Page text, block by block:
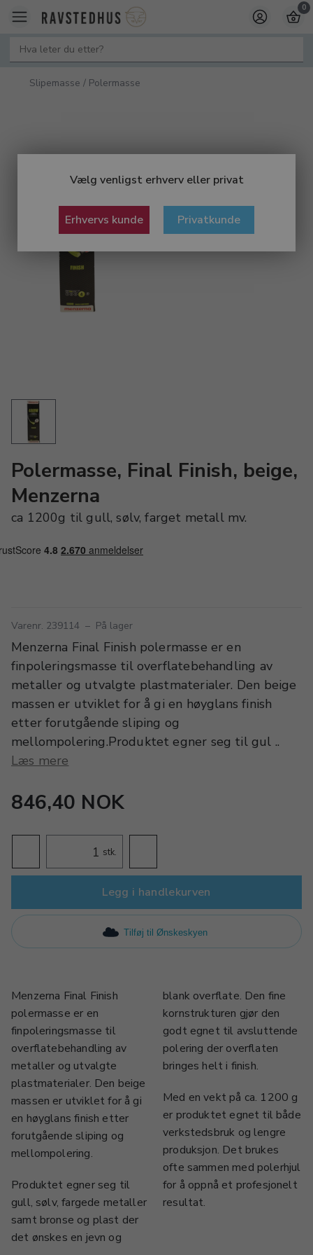
Vælg venligst erhverv eller privat
Erhvervs kunde Privatkunde
0
Slipemasse / Polermasse
Polermasse, Final Finish, beige,
Menzerna
ca 1200g til gull, sølv, farget metall mv.
Varenr. 239114 – På lager
Menzerna Final Finish polermasse er en
finpoleringsmasse til overflatebehandling av
metaller og utvalgte plastmaterialer. Den beige
massen er utviklet for å gi en høyglans finish
etter forutgående sliping og
mellompolering.Produktet egner seg til gul ..
Læs mere
846,40 NOK
stk.
Legg i handlekurven
Tilføj til Ønskeskyen
Menzerna Final Finish
polermasse er en
finpoleringsmasse til
overflatebehandling av
metaller og utvalgte
plastmaterialer. Den beige
massen er utviklet for å gi
en høyglans finish etter
forutgående sliping og
mellompolering.
Produktet egner seg til
gull, sølv, fargede metaller
samt bronse og plast der
det ønskes en jevn og
blank overflate. Den fine
kornstrukturen gjør den
godt egnet til avsluttende
polering der overflaten
bringes helt i finish.
Med en vekt på ca. 1200 g
er produktet egnet til både
verkstedsbruk og lengre
produksjon. Det brukes
ofte sammen med polerhjul
for å oppnå et profesjonelt
resultat.